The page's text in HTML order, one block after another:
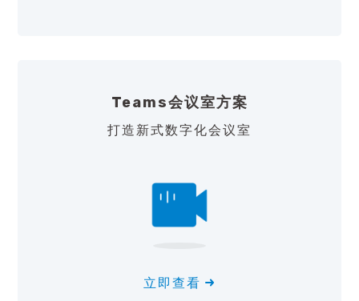
Teams会议室方案
打造新式数字化会议室
立即查看